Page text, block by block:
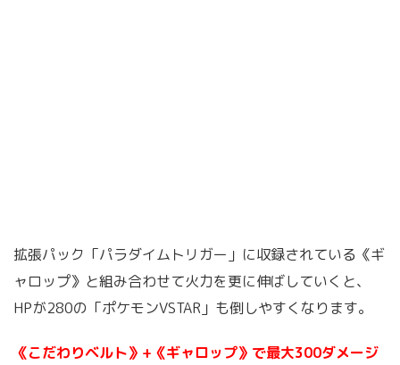
拡張パック「パラダイムトリガー」に収録されている《ギ
ャロップ》と組み合わせて火力を更に伸ばしていくと、
HPが280の「ポケモンVSTAR」も倒しやすくなります。
《こだわりベルト》+《ギャロップ》で最大300ダメージ